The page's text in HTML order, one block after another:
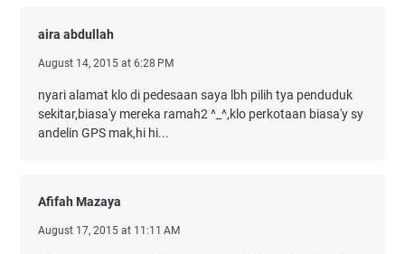
aira abdullah
August 14, 2015 at 6:28 PM
nyari alamat klo di pedesaan saya lbh pilih tya penduduk
sekitar,biasa'y mereka ramah2 ^_^,klo perkotaan biasa'y sy
andelin GPS mak,hi hi...
Afifah Mazaya
August 17, 2015 at 11:11 AM